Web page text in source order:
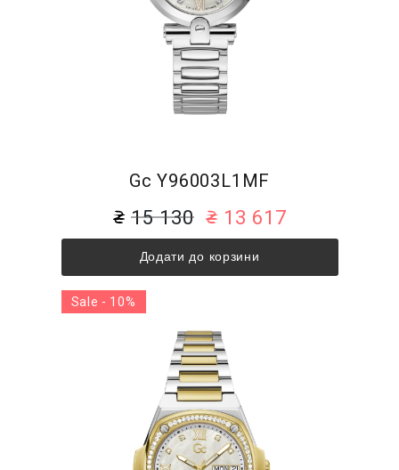
Gc Y96003L1MF
15 130 13 617
Додати до корзини
Sale - 10%